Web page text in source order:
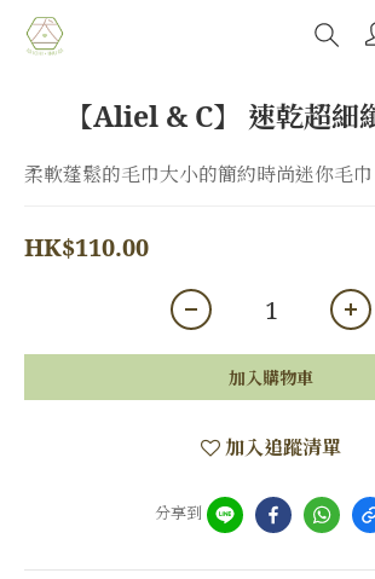
【Aliel & C】 速乾超細
柔軟蓬鬆的毛巾大小的簡約時尚迷你毛巾
HK$110.00
加入購物車
加入追蹤清單
分享到